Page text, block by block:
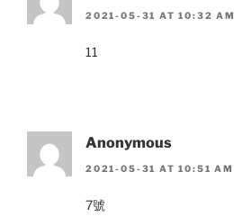
2021-05-31 AT 10:32 AM
11
Anonymous
2021-05-31 AT 10:51 AM
7號